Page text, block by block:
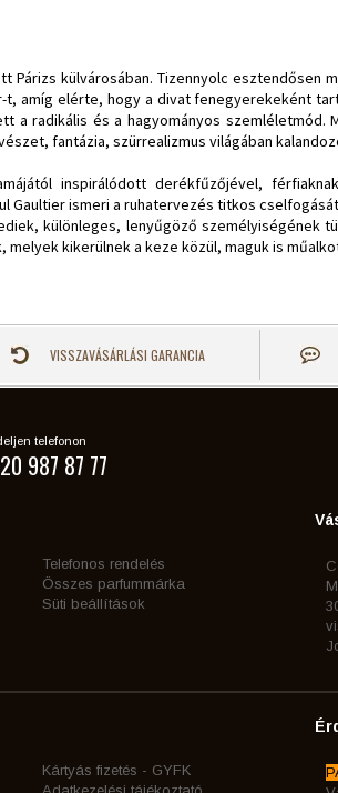
Párizs külvárosában. Tizennyolc
amíg elérte, hogy a divat fenegyerekeként
a radikális és a hagyományos
fantázia, szürrealizmus világában
inspirálódott derékfűzőjével,
Gaultier ismeri a ruhatervezés titkos
különleges, lenyűgöző személyiségének
kikerülnek a keze közül, maguk is
VISSZAVÁSÁRLÁSI GARANCIA
telefonon
987 87 77
Telefonos rendelés
Összes parfummárka
Süti beállítások
Kártyás fizetés - GYFK